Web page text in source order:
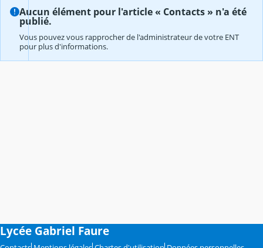
Aucun élément pour l'article « Contacts » n'a été
publié.
Vous pouvez vous rapprocher de l'administrateur de votre ENT
pour plus d'informations.
Lycée Gabriel Faure